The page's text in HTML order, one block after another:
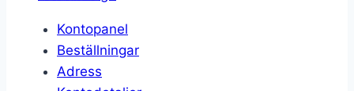
Kontopanel
Beställningar
Adress